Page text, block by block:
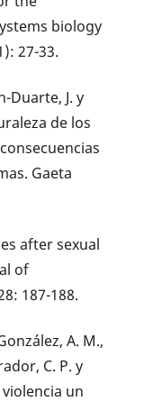
biology
27-33.
Duarte, J. y
de los
Gaeta
after sexual
of
187-188.
A. M.,
C. P. y
un